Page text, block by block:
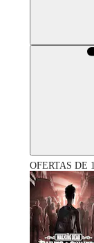
OFERTAS DE